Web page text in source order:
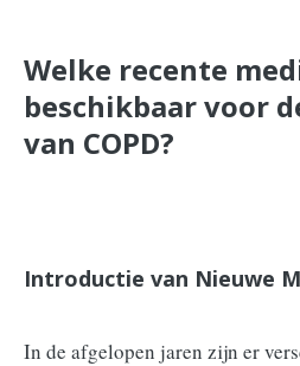
Welke recente
beschikbaar voor
van COPD?
Introductie van Nieuwe
In de afgelopen jaren zijn er